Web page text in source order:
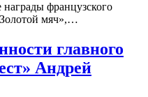
французского
мяч»,…
главного
Андрей